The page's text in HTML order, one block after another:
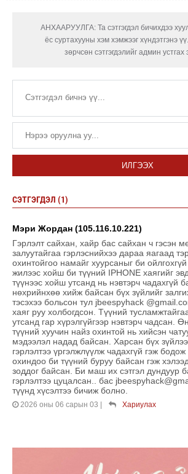
АНХААРУУЛГА: Та сэтгэгдэл бичихдээ
ёс суртахууны хэм хэмжээг хүндэтгэнэ
зөрчсөн сэтгэгдэлийг админ устгах
ИЛГЭЭХ
СЭТГЭГДЭЛ (1)
Мэри Жордан (105.116.10.221)
Гэрлэлт сайхан, хайр бас сайхан ч гэсэн
залуутайгаа гэрлэснийхээ дараа яагаад
охинтойгоо намайг хуурсаныг би
жилээс хойш би түүний IPHONE хаягийг
түүнээс хойш утсанд нь нэвтэрч чадахгүй
нөхрийнхөө хийж байсан бүх зүйлийг
тэсэхээ больсон тул jbeespyhack
хаяг руу холбогдсон. Түүний
утсанд гар хүрэлгүйгээр нэвтэрч чадсан.
түүний хуучин найз охинтой нь хийсэн
мэдээлэл надад байсан. Харсан бүх
гэрлэлтээ үргэлжлүүлж чадахгүй гэж
охиндоо би түүний буруу байсан гэж
зоддог байсан. Би маш их сэтгэл дундуур
гэрлэлтээ цуцалсан.. бас
түүнд хүсэлтээ бичиж болно.
2026 оны 06 сарын 03 Хариулах